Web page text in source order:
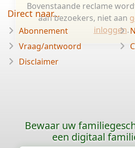
Bovenstaande reclame
aan bezoekers, niet aan
inloggen.
Direct naar...
Abonnement
Vraag/antwoord
Disclaimer
Bewaar uw
een digitaal